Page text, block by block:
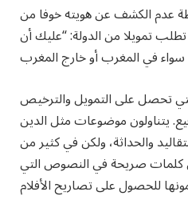
عدم الكشف عن هويته خوفا من
تطلب تمويلا من الدولة: “عليك أن
تحصل على التمويل والترخيص
يتناولون موضوعات مثل الدين
والحداثة، ولكن في كثير من
كلمات صريحة في النصوص التي